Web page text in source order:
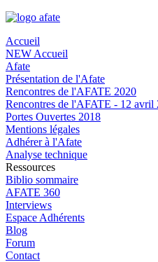
Accueil
NEW Accueil
Afate
Présentation de l'Afate
Rencontres de l'AFATE 2020
Rencontres de l'AFATE - 12 avril
Portes Ouvertes 2018
Mentions légales
Adhérer à l'Afate
Analyse technique
Ressources
Biblio sommaire
AFATE 360
Interviews
Espace Adhérents
Blog
Forum
Contact